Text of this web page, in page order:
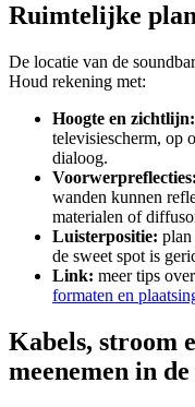
Ruimtelijke
De locatie van de
Houd rekening met:
Hoogte en zichtlijn:
televisiescherm, op
dialoog.
Voorwerpreflecties:
wanden kunnen
materialen of
Luisterpositie: plan
de sweet spot is
Link: meer tips
formaten en
Kabels, stroom
meenemen in